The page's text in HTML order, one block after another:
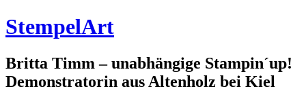
StempelArt
Britta Timm – unabhängige Stampin´up!
Demonstratorin aus Altenholz bei Kiel